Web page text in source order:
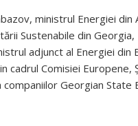
ministrul Energiei
Sustenabile din
adjunct al Energiei din
cadrul Comisiei
companiilor Georgian